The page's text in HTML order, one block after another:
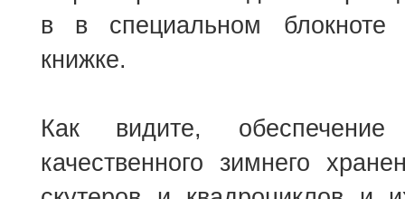
в в специальном блокноте
книжке.
Как видите, обеспечение
качественного зимнего